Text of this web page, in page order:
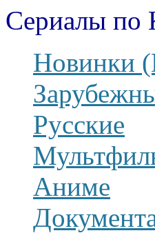
Сериалы по
Новинки
Русские
Аниме